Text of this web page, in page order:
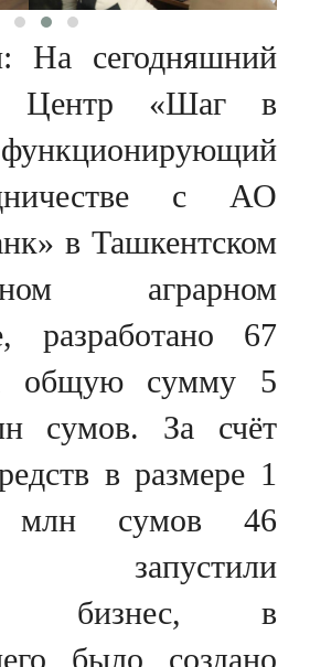
На сегодняшний
Центр «Шаг в
с АО
в Ташкентском
аграрном
разработано 67
общую сумму 5
сумов. За счёт
в размере 1
сумов 46
запустили
бизнес, в
было создано